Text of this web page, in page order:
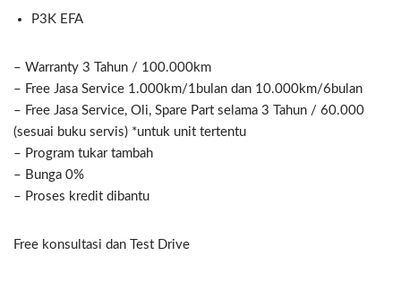
P3K EFA
– Warranty 3 Tahun / 100.000km
– Free Jasa Service 1.000km/1bulan dan 10.000km/6bulan
– Free Jasa Service, Oli, Spare Part selama 3 Tahun / 60.000
(sesuai buku servis) *untuk unit tertentu
– Program tukar tambah
– Bunga 0%
– Proses kredit dibantu
Free konsultasi dan Test Drive